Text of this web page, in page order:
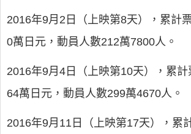
2016年9月2日（上映第8天），累計
0萬日元，動員人數212萬7800人。
2016年9月4日（上映第10天），累
64萬日元，動員人數299萬4670人。
2016年9月11日（上映第17天），累